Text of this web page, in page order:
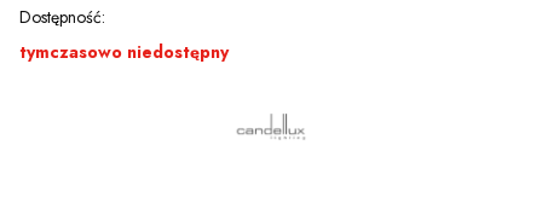
Dostępność:
tymczasowo niedostępny